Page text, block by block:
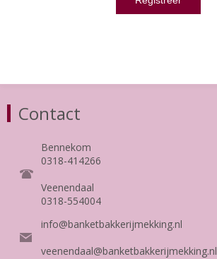
Contact
Bennekom
0318-414266
Veenendaal
0318-554004
info@banketbakkerijmekking.nl
veenendaal@banketbakkerijmekking.nl